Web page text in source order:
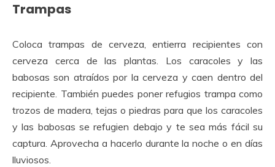
Trampas
Coloca trampas de cerveza, entierra recipientes con
cerveza cerca de las plantas. Los caracoles y las
babosas son atraídos por la cerveza y caen dentro del
recipiente. También puedes poner refugios trampa como
trozos de madera, tejas o piedras para que los caracoles
y las babosas se refugien debajo y te sea más fácil su
captura. Aprovecha a hacerlo durante la noche o en días
lluviosos.